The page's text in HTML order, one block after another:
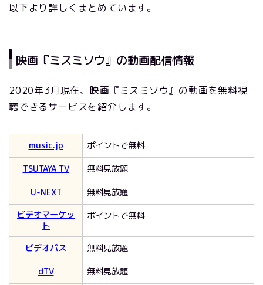
以下より詳しくまとめています。
映画『ミスミソウ』の動画配信情報
2020年3月現在、映画『ミスミソウ』の動画を無料視
聴できるサービスを紹介します。
music.jp
ポイントで無料
TSUTAYA TV
無料見放題
U-NEXT
無料見放題
ビデオマーケッ
ト
ポイントで無料
ビデオパス
無料見放題
dTV
無料見放題